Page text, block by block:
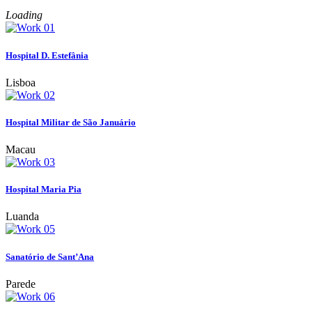
Loading
Hospital D. Estefânia
Lisboa
Hospital Militar de São Januário
Macau
Hospital Maria Pia
Luanda
Sanatório de Sant’Ana
Parede